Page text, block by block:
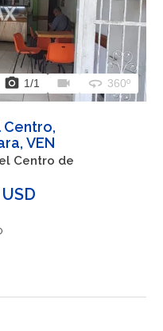
photo_camera 1/1 videocam 360 360º
Centro,
VEN
Centro de